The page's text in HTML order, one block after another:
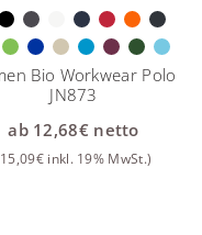
Bio Workwear Polo
JN873
ab 12,68€netto
15,09€ inkl. 19% MwSt.)